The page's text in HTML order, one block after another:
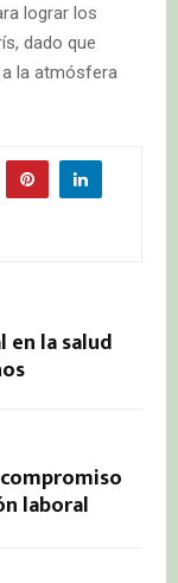
lograr los
dado que
la atmósfera
en la salud
laboral